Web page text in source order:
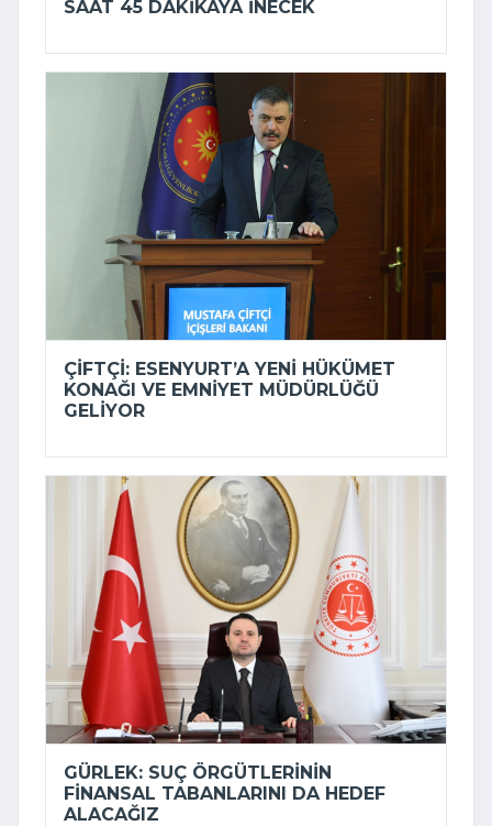
SAAT 45 DAKIKAYA INECEK
ÇIFTÇI: ESENYURT’A YENI HÜKÜMET
KONAĞI VE EMNIYET MÜDÜRLÜĞÜ
GELIYOR
GÜRLEK: SUÇ ÖRGÜTLERININ
FINANSAL TABANLARINI DA HEDEF
ALACAĞIZ